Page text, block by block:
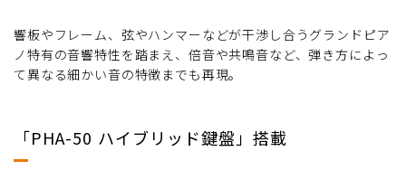
響板やフレーム、弦やハンマーなどが干渉し合うグランドピア
ノ特有の音響特性を踏まえ、倍音や共鳴音など、弾き方によっ
て異なる細かい音の特徴までも再現。
「PHA-50 ハイブリッド鍵盤」搭載